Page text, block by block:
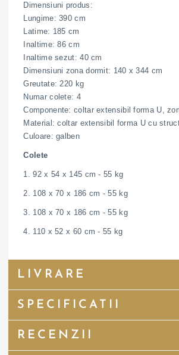
Dimensiuni produs:
Lungime: 390 cm
Latime: 185 cm
Inaltime: 86 cm
Inaltime sezut: 40 cm
Dimensiuni zona dormit: 140 x 344 cm
Greutate: 220 kg
Numar colete: 4
Componente: coltar extensibil forma U,
Material: coltar extensibil forma U cu
Culoare: galben
Colete
1. 92 x 54 x 145 cm - 55 kg
2. 108 x 70 x 186 cm - 55 kg
3. 108 x 70 x 186 cm - 55 kg
4. 110 x 52 x 60 cm - 55 kg
LIVRARE
SPECIFICATII
RECENZII